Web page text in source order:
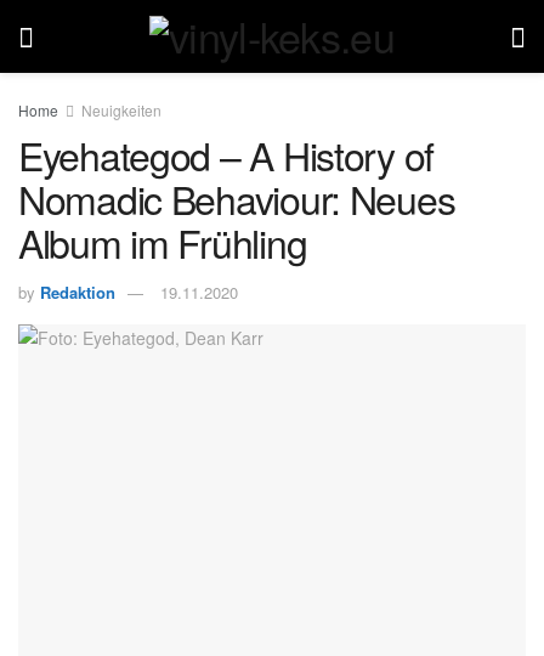
Home Neuigkeiten
Eyehategod – A History of
Nomadic Behaviour: Neues
Album im Frühling
by Redaktion 19.11.2020